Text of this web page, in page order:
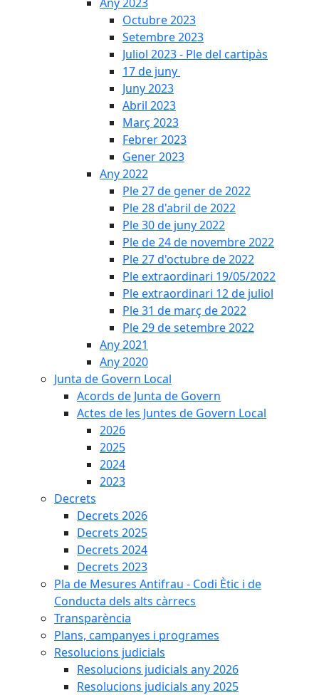
Octubre 2023
Setembre 2023
Juliol 2023 - Ple del cartipàs
17 de juny
Juny 2023
Abril 2023
Març 2023
Febrer 2023
Gener 2023
Any 2022
Ple 27 de gener de 2022
Ple 28 d'abril de 2022
Ple 30 de juny 2022
Ple de 24 de novembre 2022
Ple 27 d'octubre de 2022
Ple extraordinari 19/05/2022
Ple extraordinari 12 de juliol
Ple 31 de març de 2022
Ple 29 de setembre 2022
Any 2021
Any 2020
Junta de Govern Local
Acords de Junta de Govern
Actes de les Juntes de Govern Local
2026
2025
2024
2023
Decrets
Decrets 2026
Decrets 2025
Decrets 2024
Decrets 2023
Pla de Mesures Antifrau - Codi Ètic i de
Conducta dels alts càrrecs
Transparència
Plans, campanyes i programes
Resolucions judicials
Resolucions judicials any 2026
Resolucions judicials any 2025